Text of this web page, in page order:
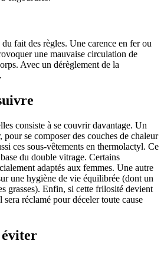
fait des règles. Une carence en fer ou
une mauvaise circulation de
Avec un dérèglement de la
consiste à se couvrir davantage. Un
se composer des couches de chaleur
ces sous-vêtements en thermolactyl. Ce
du double vitrage. Certains
adaptés aux femmes. Une autre
une hygiène de vie équilibrée (dont un
grasses). Enfin, si cette frilosité devient
réclamé pour déceler toute cause
éviter